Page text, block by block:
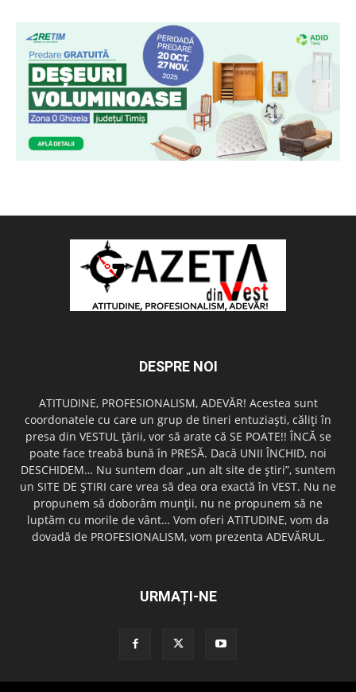
DESPRE NOI
ATITUDINE, PROFESIONALISM, ADEVĂR! Acestea sunt
coordonatele cu care un grup de tineri entuziaşti, căliţi în
presa din VESTUL ţării, vor să arate că SE POATE!! ÎNCĂ se
poate face treabă bună în PRESĂ. Dacă UNII ÎNCHID, noi
DESCHIDEM… Nu suntem doar „un alt site de ştiri”, suntem
un SITE DE ŞTIRI care vrea să dea ora exactă în VEST. Nu ne
propunem să doborâm munţii, nu ne propunem să ne
luptăm cu morile de vânt… Vom oferi ATITUDINE, vom da
dovadă de PROFESIONALISM, vom prezenta ADEVĂRUL.
URMAȚI-NE